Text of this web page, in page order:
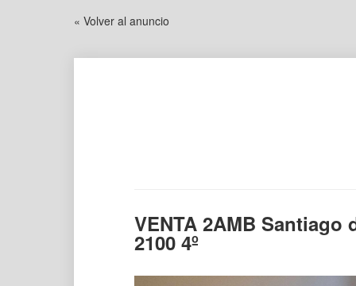
« Volver al anuncio
VENTA 2AMB Santiago
2100 4º